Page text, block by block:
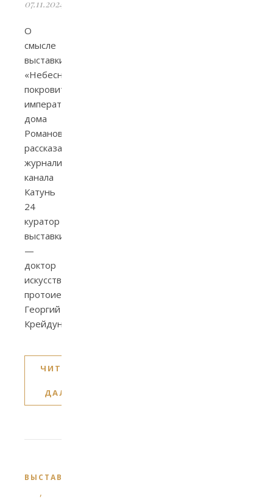
07.11.2024
О
смысле
выставки
«Небесные
покровители
императорского
дома
Романовых»
рассказал
журналистам
канала
Катунь
24
куратор
выставки
—
доктор
искусствоведения,
протоиерей
Георгий
Крейдун.
ЧИТАТЬ
ДАЛЕЕ
ВЫСТАВКИ
,